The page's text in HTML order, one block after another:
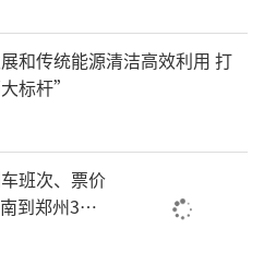
灯杆为载体，聚焦照
报、环境监测、信息发
过IoT+IOC云端数据上
台支持和保障，优化完
市数字化管理发展。
以海尔·云谷的数字安
运营痛点，从入侵防护
和传统能源清洁高效利用 打
标杆”
班次、票价
到郑州3小